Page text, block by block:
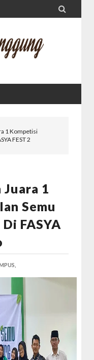

1 Kompetisi
FEST 2
Juara 1
Semu
FASYA